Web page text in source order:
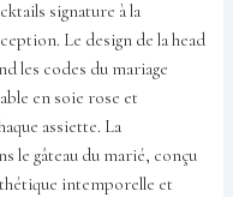
signature à la
Le design de la head
les codes du mariage
en soie rose et
assiette. La
le gâteau du marié, conçu
intemporelle et